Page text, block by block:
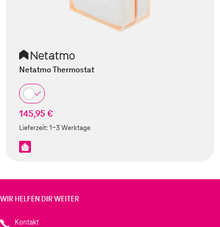
Netatmo Thermostat
145,95 €
Lieferzeit:1-3 Werktage
WIR HELFEN DIR WEITER
Kontakt